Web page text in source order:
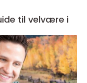
til velvære i